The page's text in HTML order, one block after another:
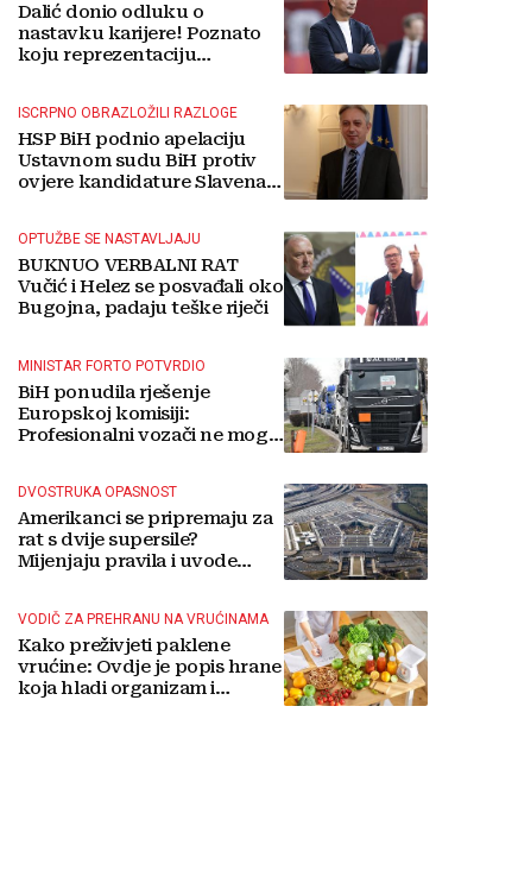
Dalić donio odluku o
nastavku karijere! Poznato
koju reprezentaciju
ISCRPNO OBRAZLOŽILI RAZLOGE
HSP BiH podnio apelaciju
Ustavnom sudu BiH protiv
ovjere kandidature Slavena
OPTUŽBE SE NASTAVLJAJU
BUKNUO VERBALNI RAT
Vučić i Helez se posvađali oko
Bugojna, padaju teške riječi
MINISTAR FORTO POTVRDIO
BiH ponudila rješenje
Europskoj komisiji:
Profesionalni vozači ne mogu
DVOSTRUKA OPASNOST
Amerikanci se pripremaju za
rat s dvije supersile?
Mijenjaju pravila i uvode
VODIČ ZA PREHRANU NA VRUĆINAMA
Kako preživjeti paklene
vrućine: Ovdje je popis hrane
koja hladi organizam i